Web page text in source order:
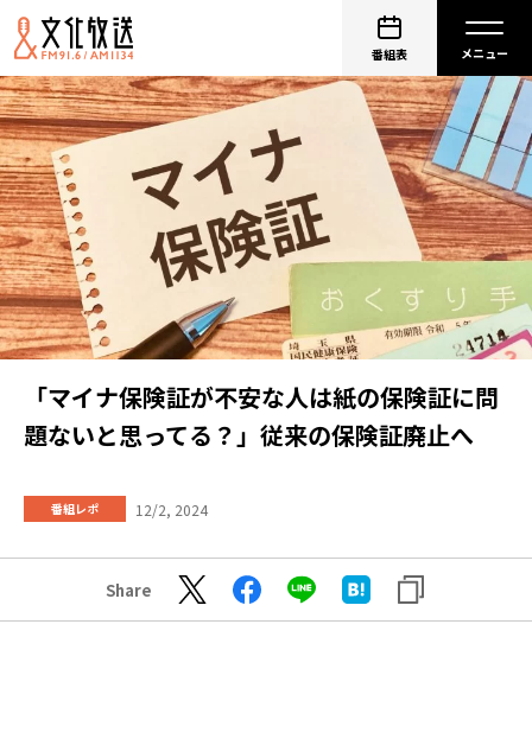
番組表
「マイナ保険証が不安な人は紙の保険証に問
題ないと思ってる？」従来の保険証廃止へ
番組レポ 12/2, 2024
Share